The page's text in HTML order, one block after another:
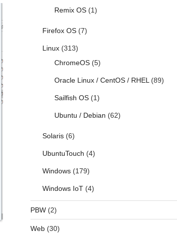
Remix OS(1)
Firefox OS(7)
Linux(313)
ChromeOS(5)
Oracle Linux / CentOS / RHEL (89)
Sailfish OS(1)
Ubuntu / Debian (62)
Solaris(6)
UbuntuTouch (4)
Windows(179)
Windows IoT(4)
PBW(2)
Web(30)